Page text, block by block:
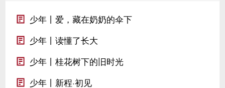
少年丨爱，藏在奶奶的伞下
少年丨读懂了长大
少年丨桂花树下的旧时光
少年丨新程·初见